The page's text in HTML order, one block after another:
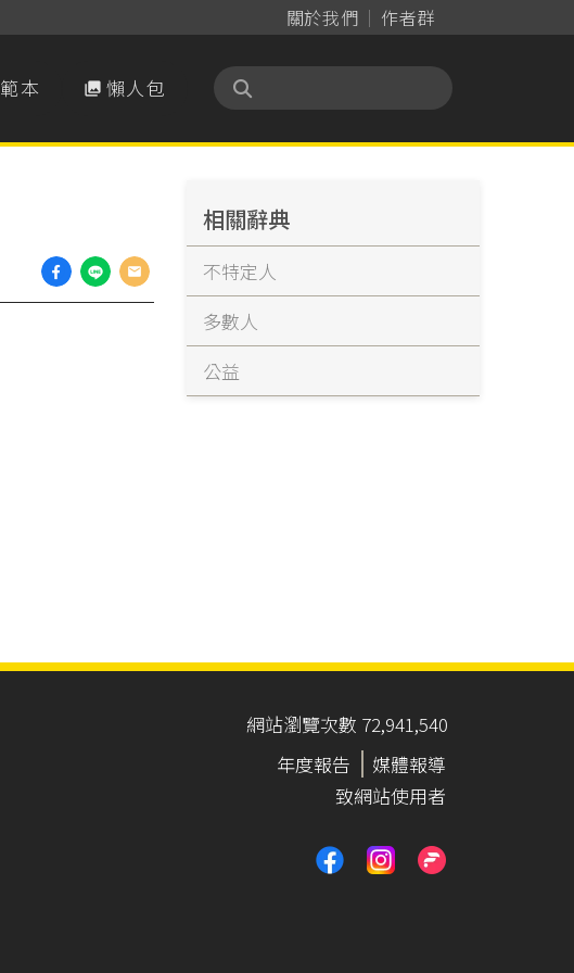
關於我們 作者群
範本  懶人包
相關辭典
不特定人
多數人
公益
網站瀏覽次數 72,941,540
年度報告
媒體報導
致網站使用者